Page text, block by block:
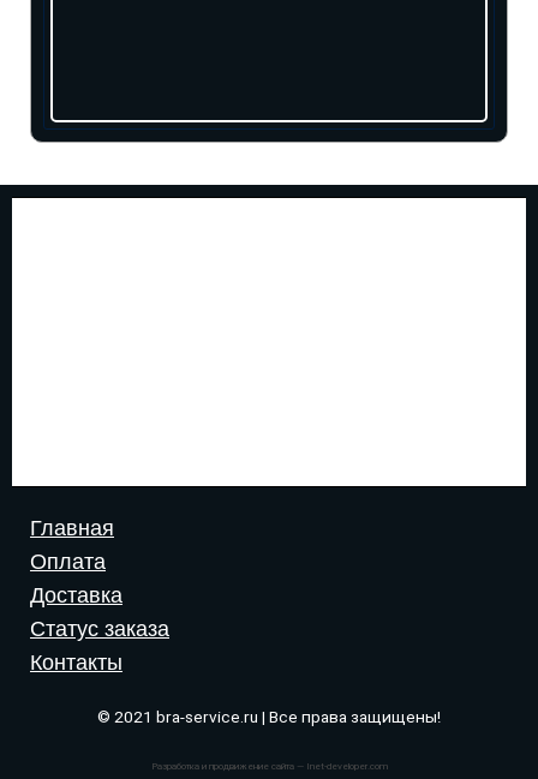
Главная
Оплата
Доставка
Статус заказа
Контакты
© 2021 bra-service.ru | Все права защищены!
Разработка и продвижение сайта — Inet-developer.com